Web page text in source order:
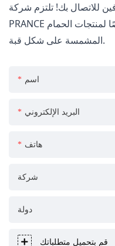
للاتصال بك! تلتزم شركة
PRANCE بتزويدك بالحلول الأكثر إخلاصًا لمنتجات الحمام
المشمسة على شكل قبة.
اسم
البريد الإلكتروني
هاتف
شركة
دولة
قم بتحميل متطلباتك